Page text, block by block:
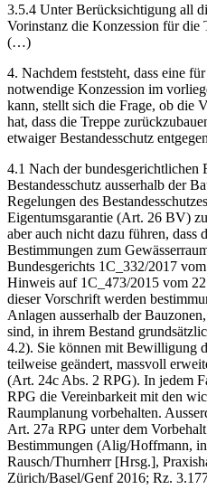
3.5.4 Unter Berücksichtigung all
Vorinstanz die Konzession für die
(…)
4. Nachdem feststeht, dass eine
notwendige Konzession im
kann, stellt sich die Frage, ob die
hat, dass die Treppe
etwaiger Bestandesschutz
4.1 Nach der bundesgerichtlichen
Bestandesschutz ausserhalb der
Regelungen des
Eigentumsgarantie (Art. 26 BV)
aber auch nicht dazu führen, dass
Bestimmungen zum
Bundesgerichts 1C_332/2017
Hinweis auf 1C_473/2015 vom
dieser Vorschrift werden
Anlagen ausserhalb der
sind, in ihrem Bestand
4.2). Sie können mit Bewilligung
teilweise geändert, massvoll
(Art. 24c Abs. 2 RPG). In jedem
RPG die Vereinbarkeit mit den
Raumplanung vorbehalten.
Art. 27a RPG unter dem
Bestimmungen (Alig/Hoffmann,
Rausch/Thurnherr [Hrsg.],
Zürich/Basel/Genf 2016; Rz.